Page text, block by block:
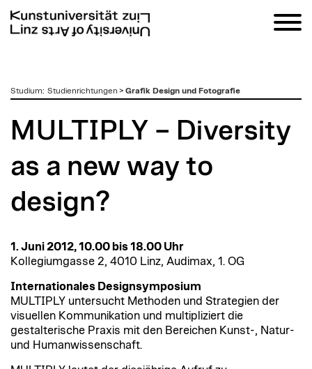
zumStudium: Studienrichtungen > Grafik Design und Fotografie
MULTIPLY – Diversity
as a new way to
design?
1. Juni 2012, 10.00 bis 18.00 Uhr
Kollegiumgasse 2, 4010 Linz, Audimax, 1. OG
Internationales Designsymposium
MULTIPLY untersucht Methoden und Strategien der
visuellen Kommunikation und multipliziert die
gestalterische Praxis mit den Bereichen Kunst-, Natur-
und Humanwissenschaft.